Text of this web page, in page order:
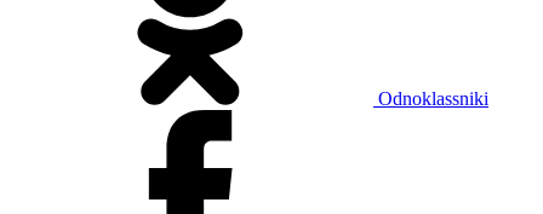
Odnoklassniki